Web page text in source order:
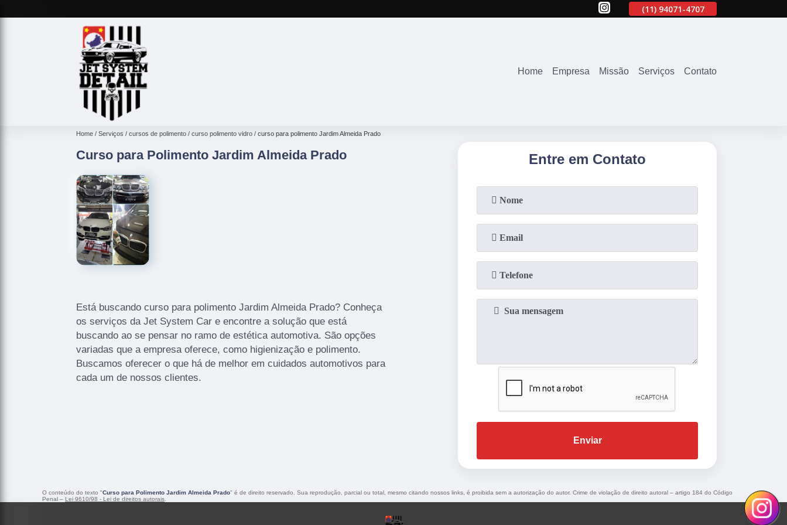
2645-2863 (11) 94071-4707
Home Empresa Missão Serviços Contato
Home Serviços cursos de polimento curso polimento vidro curso para polimento Jardim Almeida Prado
Curso para Polimento Jardim Almeida Prado
Está buscando curso para polimento Jardim Almeida Prado? Conheça
os serviços da Jet System Car e encontre a solução que está
buscando ao se pensar no ramo de estética automotiva. São opções
variadas que a empresa oferece, como higienização e polimento.
Buscamos oferecer o que há de melhor em cuidados automotivos para
cada um de nossos clientes.
Entre em Contato
Enviar
O conteúdo do texto "Curso para Polimento Jardim Almeida Prado" é de direito reservado. Sua reprodução, parcial ou total, mesmo citando nossos links, é proibida sem a autorização do autor. Crime de violação de direito autoral – artigo 184 do Código
Penal – Lei 9610/98 - Lei de direitos autorais.